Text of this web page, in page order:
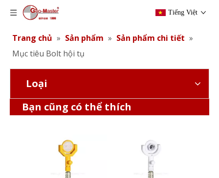
Tiếng Việt
Trang chủ » Sản phẩm » Sản phẩm chi tiết »
Mục tiêu Bolt hội tụ
Loại
Bạn cũng có thể thích